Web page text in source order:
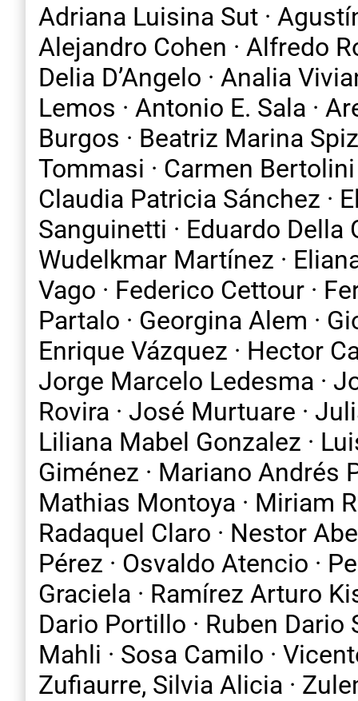
Adriana Luisina Sut ·
Alejandro Cohen · Alfredo
Delia D’Angelo · Analia
Lemos · Antonio E. Sala ·
Burgos · Beatriz Marina
Tommasi · Carmen
Claudia Patricia Sánchez ·
Sanguinetti · Eduardo Della
Wudelkmar Martínez ·
Vago · Federico Cettour ·
Partalo · Georgina Alem ·
Enrique Vázquez · Hector
Jorge Marcelo Ledesma ·
Rovira · José Murtuare ·
Liliana Mabel Gonzalez ·
Giménez · Mariano Andrés
Mathias Montoya · Miriam
Radaquel Claro · Nestor
Pérez · Osvaldo Atencio ·
Graciela · Ramírez Arturo
Dario Portillo · Ruben Dario
Mahli · Sosa Camilo ·
Zufiaurre, Silvia Alicia ·